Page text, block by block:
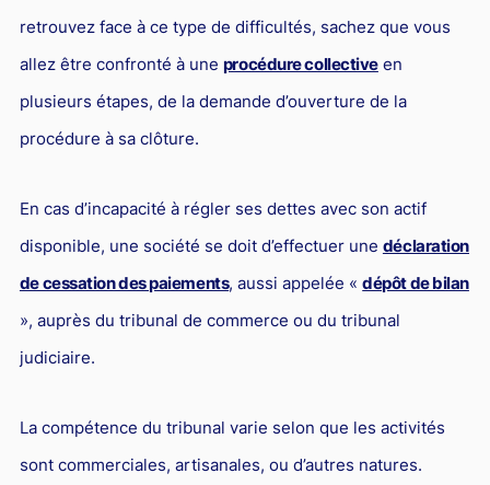
Communication et nouvelles technologies
Droit de l'environnement et des énergies renouvelables
Concurrence déloyale
Transport
Transmission d'entreprise et avocat
Gestion des crises
retrouvez face à ce type de difficultés, sachez que vous
allez être confronté à une procédure collectiveen
plusieurs étapes, de la demande d’ouverture de la
procédure à sa clôture.
En cas d’incapacité à régler ses dettes avec son actif
disponible, une société se doit d’effectuer une déclaration
de cessation des paiements, aussi appelée «dépôt de bilan
», auprès du tribunal de commerce ou du tribunal
judiciaire.
La compétence du tribunal varie selon que les activités
sont commerciales, artisanales, ou d’autres natures.